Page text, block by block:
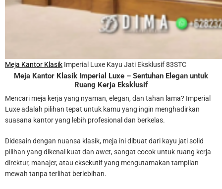
Meja Kantor Klasik Imperial Luxe Kayu Jati Eksklusif 83STC
Meja Kantor Klasik Imperial Luxe – Sentuhan Elegan untuk
Ruang Kerja Eksklusif
Mencari meja kerja yang nyaman, elegan, dan tahan lama? Imperial
Luxe adalah pilihan tepat untuk kamu yang ingin menghadirkan
suasana kantor yang lebih profesional dan berkelas.
Didesain dengan nuansa klasik, meja ini dibuat dari kayu jati solid
pilihan yang dikenal kuat dan awet, sangat cocok untuk ruang kerja
direktur, manajer, atau eksekutif yang mengutamakan tampilan
mewah tanpa terlihat berlebihan.